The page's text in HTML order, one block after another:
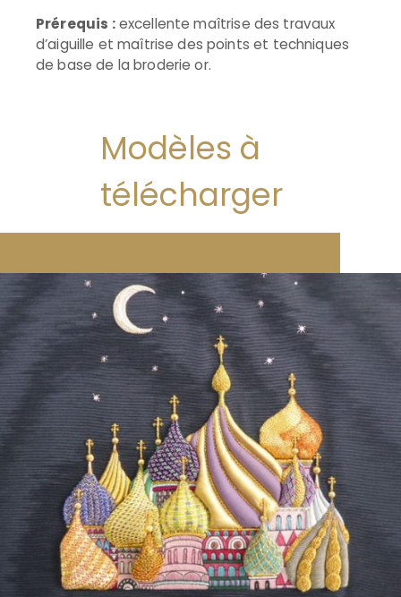
Prérequis :excellente maîtrise des travaux
d’aiguille et maîtrise des points et techniques
de base de la broderie or.
Modèles à
télécharger